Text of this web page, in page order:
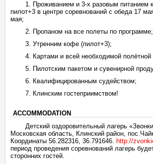
1. Проживанием и 3-х разовым питанием
пилот+3 в центре соревнований с обеда 17
мая;
2. Пропаном на все полеты по программе;
3. Утренним кофе (пилот+3);
4. Картами и всей необходимой
5. Пилотским пакетом и сувенирной
6. Квалифицированным судейством;
7. Клинским гостеприимством!
ACCOMMODATION
Детский оздоровительный лагерь
Московская область, Клинский район,
Координаты 56.282316, 36.791646. http://
период проведения соревнований лагерь
сторонних гостей.